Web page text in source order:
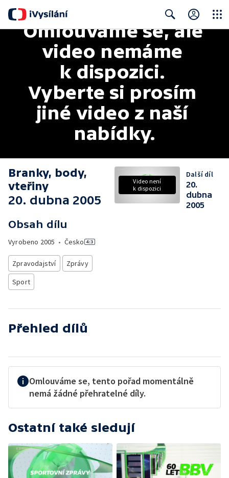
Search
Omlouváme se, ale
video nemáme
k dispozici.
Vyberte si prosím
jiné video z naší
nabídky.
Branky, body,
vteřiny
20. dubna 2005
Obsah dílu
Vyrobeno 2005 • Česko
Zpravodajství
Zprávy
Sport
Video není
k dispozici
Další díl
20.
dubna
2005
Přehled dílů
Omlouváme se, tento pořad momentálně
nemá žádné přehratelné díly.
Ostatní také sledují